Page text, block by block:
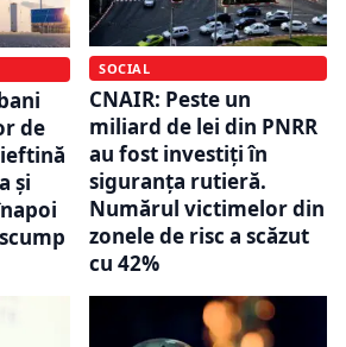
de
și
SOCIAL
CNAIR: Peste un
miliard de lei din PNRR
au fost investiți în
siguranța rutieră.
Numărul victimelor din
zonele de risc a scăzut
cu 42%